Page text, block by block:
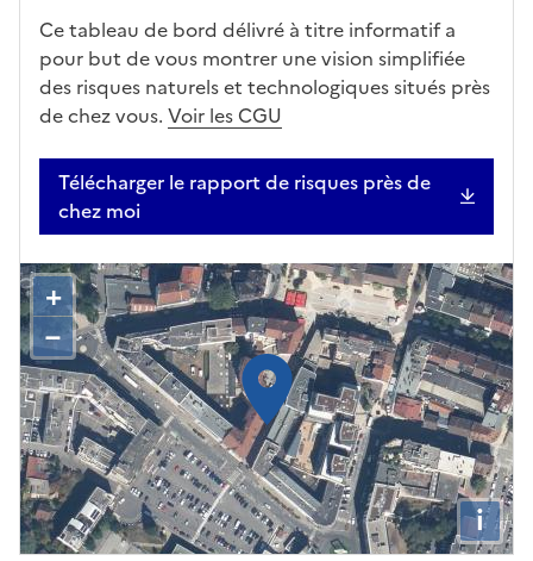
Ce tableau de bord délivré à titre informatif a
pour but de vous montrer une vision simplifiée
des risques naturels et technologiques situés près
de chez vous. Voir les CGU
Télécharger le rapport de risques près de
chez moi
+
–
i